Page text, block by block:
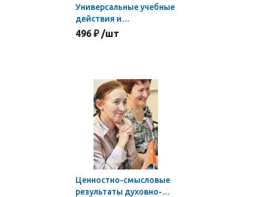
Универсальные учебные
действия и
деятельности в
496 ₽ /шт
Ценностно-смысловые
результаты духовно-